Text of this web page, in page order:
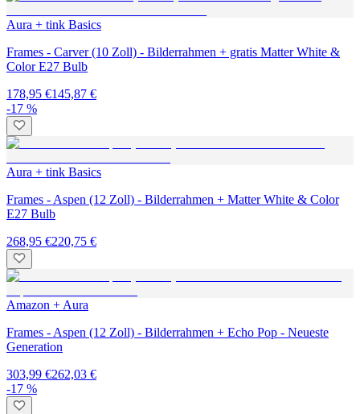
Aura + tink Basics
Frames - Carver (10 Zoll) - Bilderrahmen + gratis Matter White &
Color E27 Bulb
178,95 €145,87 €
-17 %
Aura + tink Basics
Frames - Aspen (12 Zoll) - Bilderrahmen + Matter White & Color
E27 Bulb
268,95 €220,75 €
Amazon + Aura
Frames - Aspen (12 Zoll) - Bilderrahmen + Echo Pop - Neueste
Generation
303,99 €262,03 €
-17 %